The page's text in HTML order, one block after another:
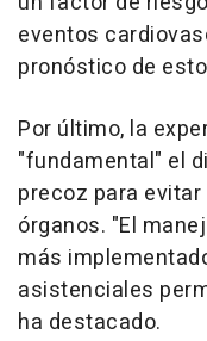
eventos
pronóstico de
Por último, la
"fundamental" el
precoz para
órganos. "El
más
asistenciales
ha destacado.